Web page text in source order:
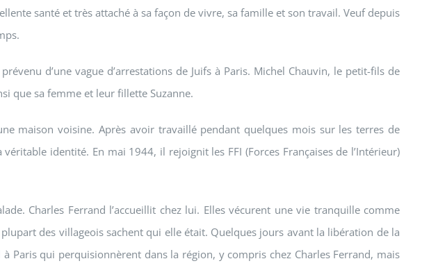
santé et très attaché à sa façon de vivre, sa famille et son travail. Veuf depuis
d’une vague d’arrestations de Juifs à Paris. Michel Chauvin, le petit-fils de
que sa femme et leur fillette Suzanne.
maison voisine. Après avoir travaillé pendant quelques mois sur les terres de
identité. En mai 1944, il rejoignit les FFI (Forces Françaises de l’Intérieur)
Charles Ferrand l’accueillit chez lui. Elles vécurent une vie tranquille comme
des villageois sachent qui elle était. Quelques jours avant la libération de la
Paris qui perquisionnèrent dans la région, y compris chez Charles Ferrand, mais